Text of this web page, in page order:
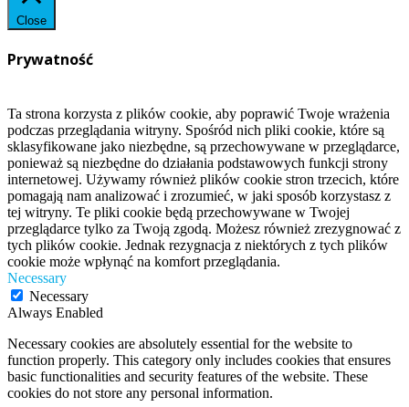
Close
Prywatność
Ta strona korzysta z plików cookie, aby poprawić Twoje wrażenia
podczas przeglądania witryny. Spośród nich pliki cookie, które są
sklasyfikowane jako niezbędne, są przechowywane w przeglądarce,
ponieważ są niezbędne do działania podstawowych funkcji strony
internetowej. Używamy również plików cookie stron trzecich, które
pomagają nam analizować i zrozumieć, w jaki sposób korzystasz z
tej witryny. Te pliki cookie będą przechowywane w Twojej
przeglądarce tylko za Twoją zgodą. Możesz również zrezygnować z
tych plików cookie. Jednak rezygnacja z niektórych z tych plików
cookie może wpłynąć na komfort przeglądania.
Necessary
Necessary
Always Enabled
Necessary cookies are absolutely essential for the website to
function properly. This category only includes cookies that ensures
basic functionalities and security features of the website. These
cookies do not store any personal information.